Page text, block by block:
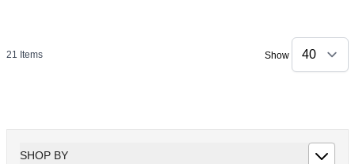
SHOP BY
21 Items Show